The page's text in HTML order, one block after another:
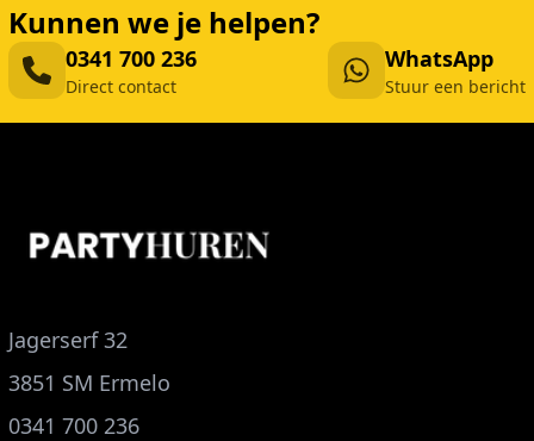
Kunnen we je helpen?
0341 700 236
Direct contact
WhatsApp
Stuur een bericht
Jagerserf 32
3851 SM Ermelo
0341 700 236